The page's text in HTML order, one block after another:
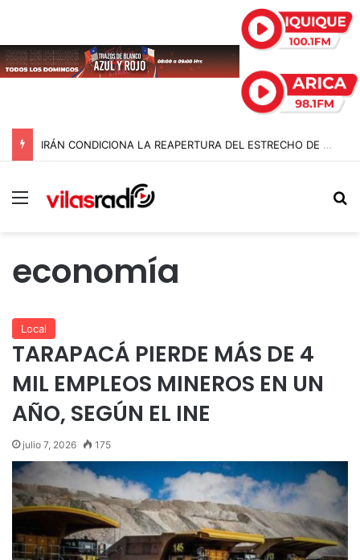
IRÁN CONDICIONA LA REAPERTURA DEL ESTRECHO DE ORMUZ Y EXIGE A ESTADOS UNIDOS EL FIN DEL BLOQUEO Y REPARACIONES DE GUERRA
Menú
economía
Local
TARAPACÁ PIERDE MÁS DE 4
MIL EMPLEOS MINEROS EN UN
AÑO, SEGÚN EL INE
julio 7, 2026 175